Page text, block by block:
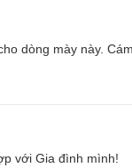
dòng mày này.
với Gia đình mình!